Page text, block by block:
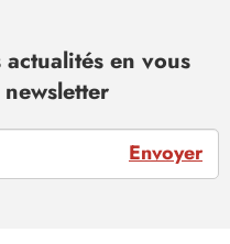
en vous
Envoyer